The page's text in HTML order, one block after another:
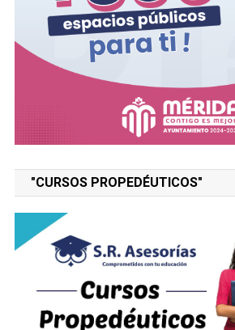
"CURSOS PROPEDÉUTICOS"